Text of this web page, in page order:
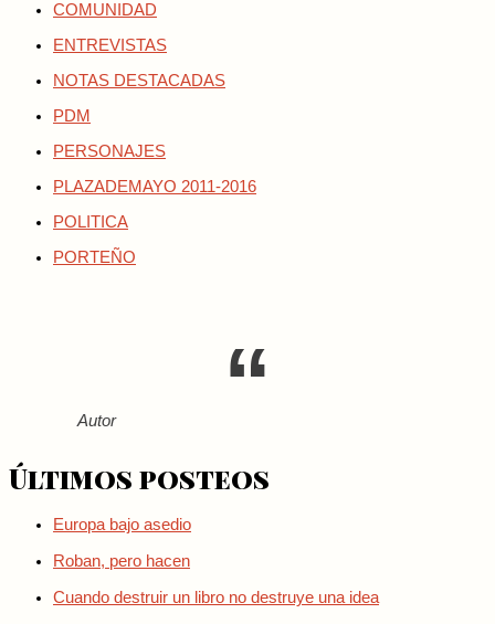
COMUNIDAD
ENTREVISTAS
NOTAS DESTACADAS
PDM
PERSONAJES
PLAZADEMAYO 2011-2016
POLITICA
PORTEÑO
Autor
Últimos posteos
Europa bajo asedio
Roban, pero hacen
Cuando destruir un libro no destruye una idea